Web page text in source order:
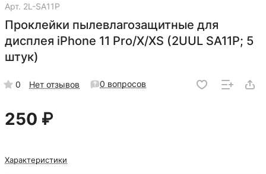
Арт. 2L-SA11P
Проклейки пылевлагозащитные для
дисплея iPhone 11 Pro/X/XS (2UUL SA11P; 5
штук)
0 Нет отзывов 0 вопросов
250 ₽
Характеристики